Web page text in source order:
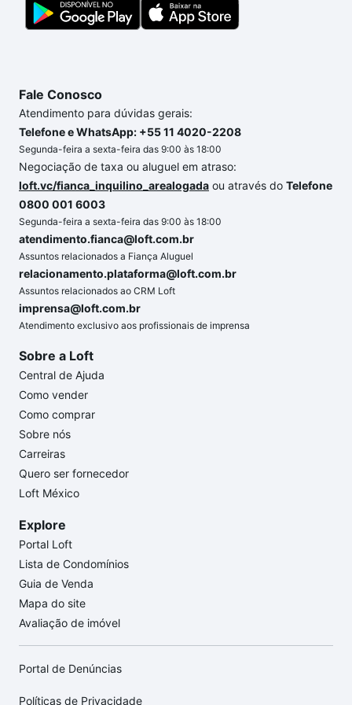
chaves.
Fale Conosco
Atendimento para dúvidas gerais:
Telefone e WhatsApp: +55 11 4020-2208
Segunda-feira a sexta-feira das 9:00 às 18:00
Negociação de taxa ou aluguel em atraso:
loft.vc/fianca_inquilino_arealogada ou através do Telefone
0800 001 6003
Segunda-feira a sexta-feira das 9:00 às 18:00
atendimento.fianca@loft.com.br
Assuntos relacionados a Fiança Aluguel
relacionamento.plataforma@loft.com.br
Assuntos relacionados ao CRM Loft
imprensa@loft.com.br
Atendimento exclusivo aos profissionais de imprensa
Sobre a Loft
Central de Ajuda
Como vender
Como comprar
Sobre nós
Carreiras
Quero ser fornecedor
Loft México
Explore
Portal Loft
Lista de Condomínios
Guia de Venda
Mapa do site
Avaliação de imóvel
Portal de Denúncias
Políticas de Privacidade